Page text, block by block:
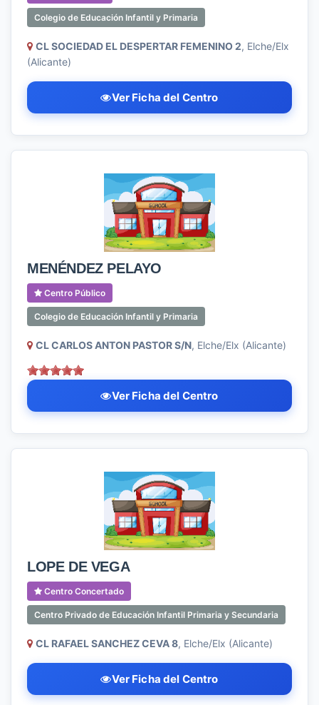
Colegio de Educación Infantil y Primaria
CL SOCIEDAD EL DESPERTAR FEMENINO 2, Elche/Elx
(Alicante)
Ver Ficha del Centro
MENÉNDEZ PELAYO
Centro Público
Colegio de Educación Infantil y Primaria
CL CARLOS ANTON PASTOR S/N, Elche/Elx (Alicante)
Ver Ficha del Centro
LOPE DE VEGA
Centro Concertado
Centro Privado de Educación Infantil Primaria y Secundaria
CL RAFAEL SANCHEZ CEVA 8, Elche/Elx (Alicante)
Ver Ficha del Centro